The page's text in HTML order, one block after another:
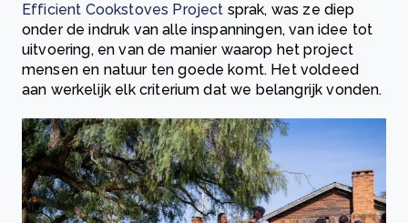
Efficient Cookstoves Project sprak, was ze diep
onder de indruk van alle inspanningen, van idee tot
uitvoering, en van de manier waarop het project
mensen en natuur ten goede komt. Het voldeed
aan werkelijk elk criterium dat we belangrijk vonden.